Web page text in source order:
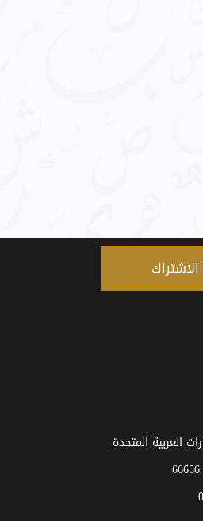
العربية المتحدة